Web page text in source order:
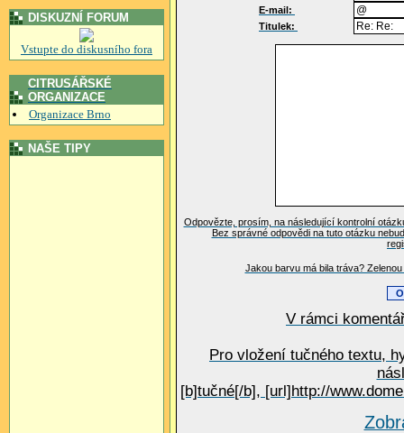
DISKUZNÍ FORUM
Vstupte do diskusního fora
CITRUSÁŘSKÉ
ORGANIZACE
Organizace Brno
NAŠE TIPY
E-mail:
Titulek:
Odpovězte, prosím, na následující kontrolní
Bez správné odpovědi na tuto otázku
Jakou barvu má bila tráva?
V rámci
Pro vložení tučného textu,
[b]tučné[/b], [url]http://